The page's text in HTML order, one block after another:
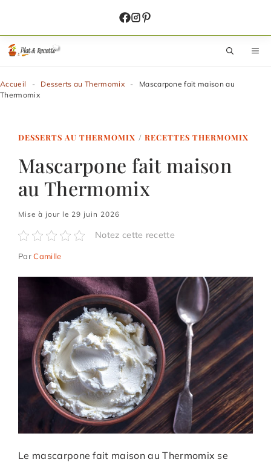
contenu
Accueil - Desserts au Thermomix -
Mascarpone fait maison au
Thermomix
DESSERTS AU THERMOMIX / RECETTES THERMOMIX
Mascarpone fait maison
au Thermomix
Mise à jour le 29 juin 2026
Notez cette recette
ParCamille
Le mascarpone fait maison au Thermomix se